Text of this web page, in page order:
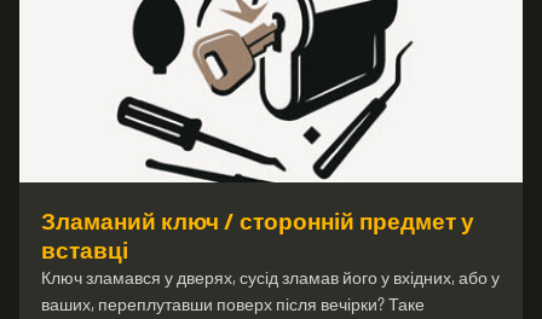
Зламаний ключ / сторонній предмет у
вставці
Ключ зламався у дверях, сусід зламав його у вхідних, або у
ваших, переплутавши поверх після вечірки? Таке